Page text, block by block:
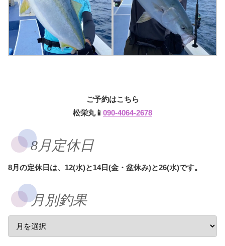
ご予約はこちら
松栄丸📱 090-4064-2678
8月定休日
8月の定休日は、12(水)と14日(金・盆休み)と26(水)です。
月別釣果